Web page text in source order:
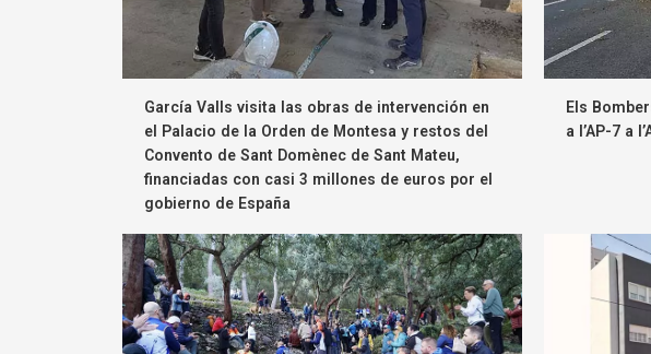
García Valls visita las obras de intervención en
el Palacio de la Orden de Montesa y restos del
Convento de Sant Domènec de Sant Mateu,
financiadas con casi 3 millones de euros por el
gobierno de España
Els
a l’AP-7 a